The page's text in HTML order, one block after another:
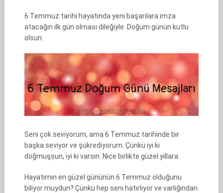
6 Temmuz tarihi hayatında yeni başarılara imza
atacağın ilk gün olması dileğiyle. Doğum günün kutlu
olsun.
Seni çok seviyorum, ama 6 Temmuz tarihinde bir
başka seviyor ve şükrediyorum. Çünkü iyi ki
doğmuşsun, iyi ki varsın. Nice birlikte güzel yıllara.
Hayatımın en güzel gününün 6 Temmuz olduğunu
biliyor muydun? Çünkü hep seni hatırlıyor ve varlığından